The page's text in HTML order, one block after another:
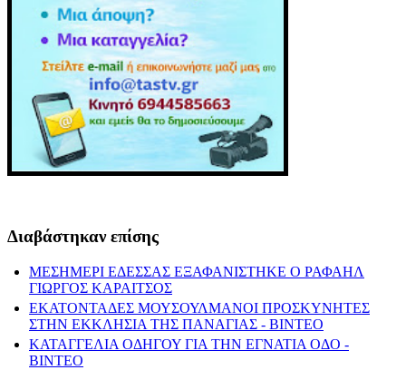
Διαβάστηκαν επίσης
ΜΕΣΗΜΕΡΙ ΕΔΕΣΣΑΣ ΕΞΑΦΑΝΙΣΤΗΚΕ Ο ΡΑΦΑΗΛ
ΓΙΩΡΓΟΣ ΚΑΡΑΙΤΣΟΣ
ΕΚΑΤΟΝΤΑΔΕΣ ΜΟΥΣΟΥΛΜΑΝΟΙ ΠΡΟΣΚΥΝΗΤΕΣ
ΣΤΗΝ ΕΚΚΛΗΣΙΑ ΤΗΣ ΠΑΝΑΓΙΑΣ - ΒΙΝΤΕΟ
ΚΑΤΑΓΓΕΛΙΑ ΟΔΗΓΟΥ ΓΙΑ ΤΗΝ ΕΓΝΑΤΙΑ ΟΔΟ -
ΒΙΝΤΕΟ